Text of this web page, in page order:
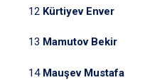
12 Kürtiyev Enver
13 Mamutov Bekir
14 Mauşev Mustafa